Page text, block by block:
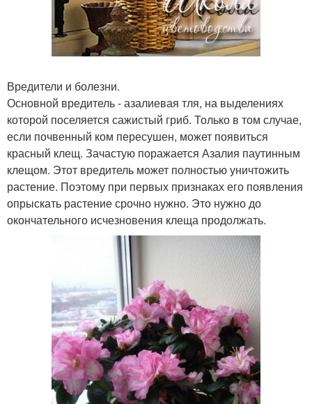
Вредители и болезни.
Основной вредитель - азалиевая тля, на выделениях
которой поселяется сажистый гриб. Только в том случае,
если почвенный ком пересушен, может появиться
красный клещ. Зачастую поражается Азалия паутинным
клещом. Этот вредитель может полностью уничтожить
растение. Поэтому при первых признаках его появления
опрыскать растение срочно нужно. Это нужно до
окончательного исчезновения клеща продолжать.